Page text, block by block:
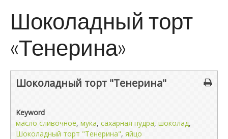
Шоколадный торт
«Тенерина»
Шоколадный торт "Тенерина"
Keyword
масло сливочное, мука, сахарная пудра, шоколад,
Шоколадный торт "Тенерина", яйцо